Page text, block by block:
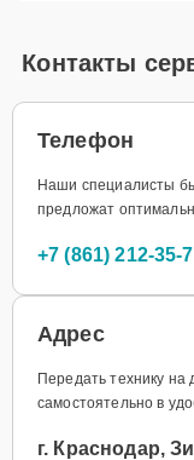
Контакты
Телефон
Наши специалисты
предложат
+7 (861) 212-35-
Адрес
Передать технику на
самостоятельно в
г. Краснодар,